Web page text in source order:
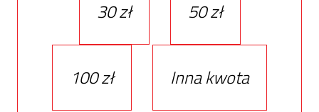
30 zł 50 zł
100 zł
Inna kwota